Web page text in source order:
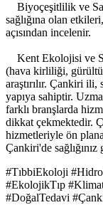
Biyoçeşitlilik ve
sağlığına olan
açısından incelenir.
Kent Ekolojisi ve
(hava kirliliği, gürültü,
araştırılır. Çankiri ili,
yapıya sahiptir.
farklı branşlarda
dikkat çekmektedir.
hizmetleriyle ön
Çankiri'de sağlığınız
#TıbbiEkoloji
#EkolojikTıp
#DoğalTedavi